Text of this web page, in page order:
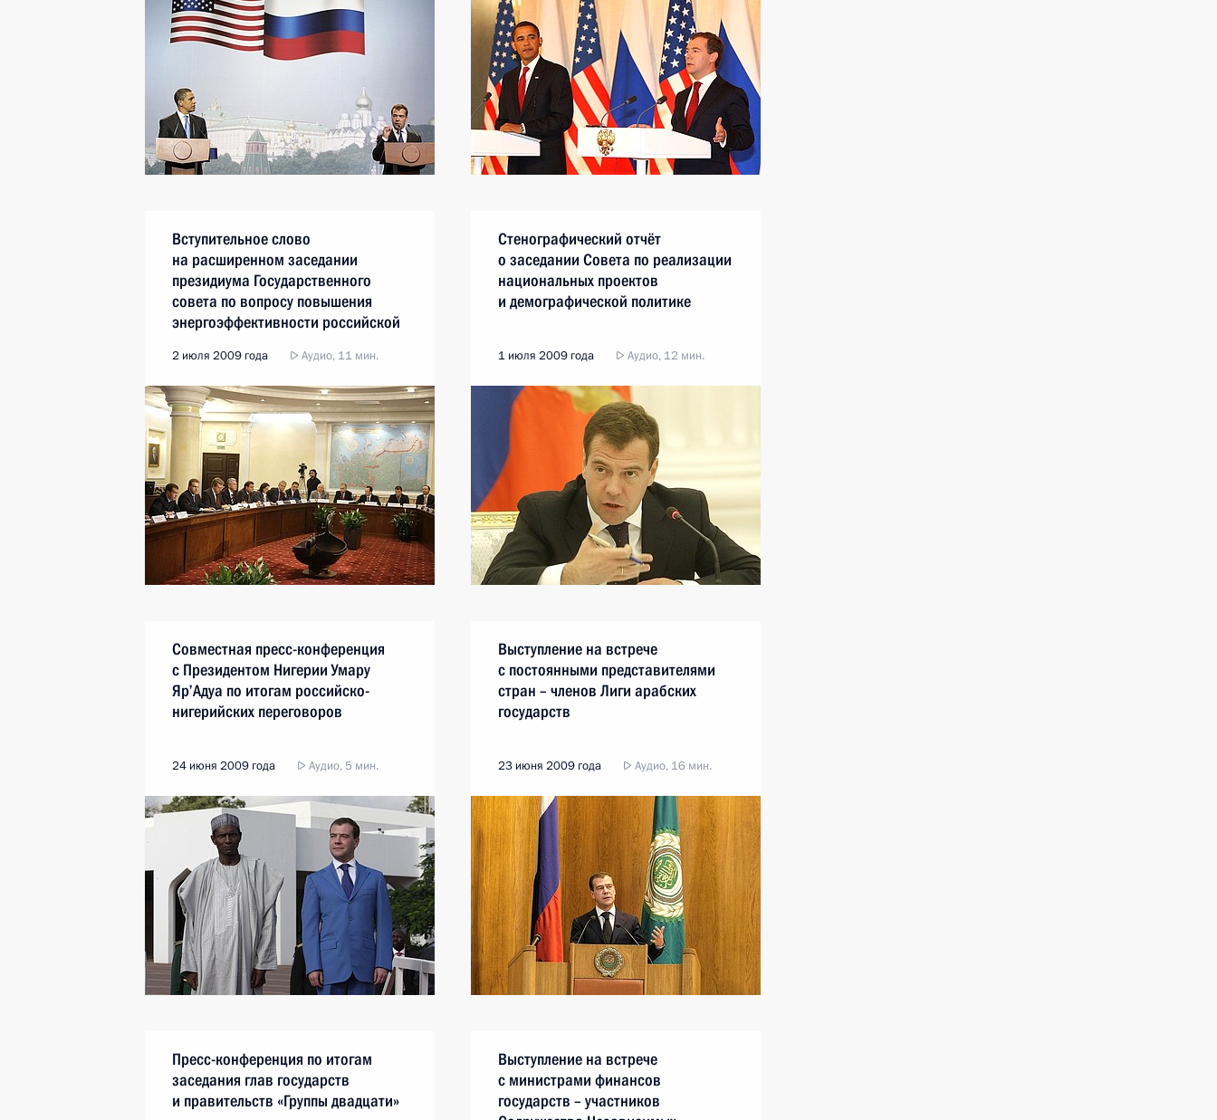
Вступительное слово
на расширенном заседании
президиума Государственного
совета по вопросу повышения
энергоэффективности российской
2 июля 2009 года Аудио, 11 мин.
Стенографический отчёт
о заседании Совета по реализации
национальных проектов
и демографической политике
1 июля 2009 года Аудио, 12 мин.
Совместная пресс-конференция
с Президентом Нигерии Умару
Яр’Адуа по итогам российско-
нигерийских переговоров
24 июня 2009 года Аудио, 5 мин.
Выступление на встрече
с постоянными представителями
стран – членов Лиги арабских
государств
23 июня 2009 года Аудио, 16 мин.
Пресс-конференция по итогам
заседания глав государств
и правительств «Группы двадцати»
Выступление на встрече
с министрами финансов
государств – участников